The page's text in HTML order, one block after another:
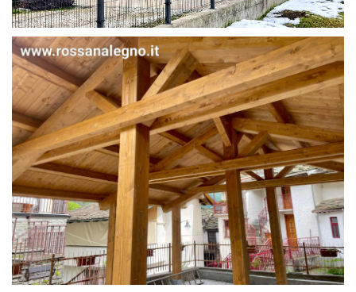
STRUTTURA IN ABETE LAMELLARE